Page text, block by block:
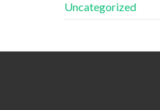
Uncategorized